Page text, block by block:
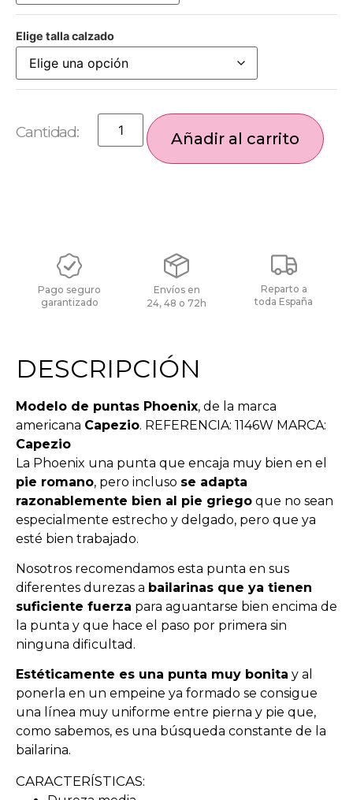
Elige talla calzado
Añadir al carrito
Pago seguro
garantizado
Envíos en
24, 48 o 72h
Reparto a
toda España
DESCRIPCIÓN
Modelo de puntas Phoenix, de la marca
americana Capezio. REFERENCIA: 1146W MARCA:
Capezio
La Phoenix una punta que encaja muy bien en el
pie romano, pero incluso se adapta
razonablemente bien al pie griego que no sean
especialmente estrecho y delgado, pero que ya
esté bien trabajado.
Nosotros recomendamos esta punta en sus
diferentes durezas a bailarinas que ya tienen
suficiente fuerza para aguantarse bien encima de
la punta y que hace el paso por primera sin
ninguna dificultad.
Estéticamente es una punta muy bonita y al
ponerla en un empeine ya formado se consigue
una línea muy uniforme entre pierna y pie que,
como sabemos, es una búsqueda constante de la
bailarina.
CARACTERÍSTICAS: